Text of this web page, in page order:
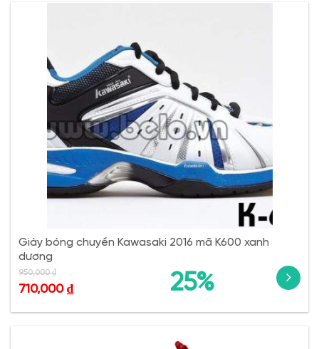
Giày bóng chuyền Kawasaki 2016 mã K600 xanh
dương
25%
950,000₫
710,000 ₫